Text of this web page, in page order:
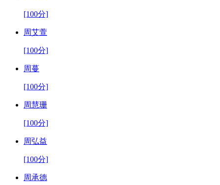
[100分]
周艾萱
[100分]
周蔓
[100分]
周慧珊
[100分]
周弘益
[100分]
周承德